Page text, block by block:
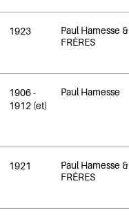
1923
Paul Hamesse &
FRÈRES
1906-
1912 (et)
Paul Hamesse
1921
Paul Hamesse &
FRÈRES